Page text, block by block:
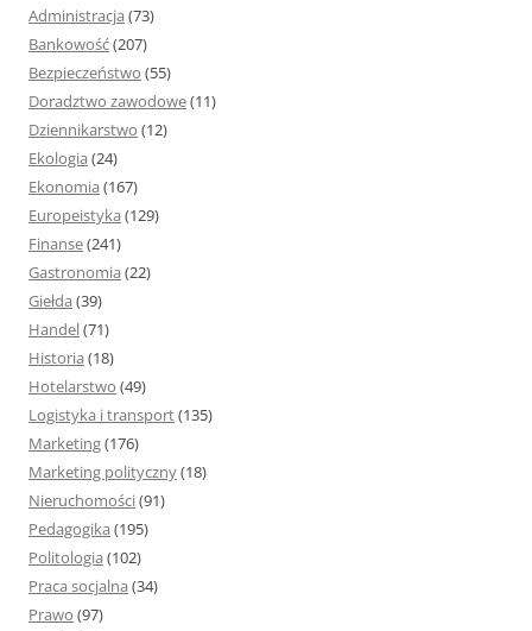
Administracja (73)
Bankowość(207)
Bezpieczeństwo (55)
Doradztwo zawodowe(11)
Dziennikarstwo (12)
Ekologia (24)
Ekonomia (167)
Europeistyka (129)
Finanse(241)
Gastronomia (22)
Giełda (39)
Handel(71)
Historia (18)
Hotelarstwo (49)
Logistyka i transport(135)
Marketing(176)
Marketing polityczny(18)
Nieruchomości(91)
Pedagogika (195)
Politologia (102)
Praca socjalna (34)
Prawo (97)